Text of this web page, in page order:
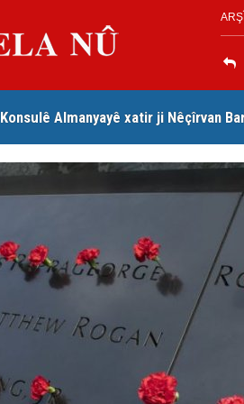
Konsulê Almanyayê xatir ji Nêçîrvan